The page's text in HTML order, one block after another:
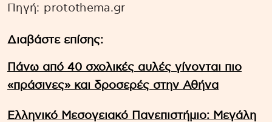
Πηγή: protothema.gr
Διαβάστε επίσης:
Πάνω από 40 σχολικές αυλές γίνονται πιο
«πράσινες» και δροσερές στην Αθήνα
Ελληνικό Μεσογειακό Πανεπιστήμιο: Μεγάλη